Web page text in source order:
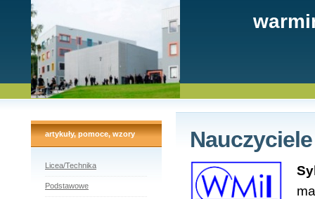
artykuły, pomoce, wzory
Licea/Technika
Podstawowe